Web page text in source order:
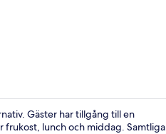
Gäster har tillgång till en
frukost, lunch och middag. Samtliga